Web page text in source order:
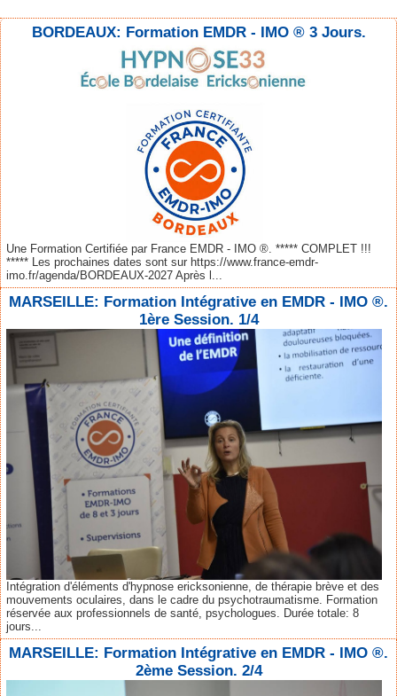
BORDEAUX: Formation EMDR - IMO ® 3 Jours.
Une Formation Certifiée par France EMDR - IMO ®. ***** COMPLET !!!
***** Les prochaines dates sont sur https://www.france-emdr-
imo.fr/agenda/BORDEAUX-2027 Après l...
MARSEILLE: Formation Intégrative en EMDR - IMO ®.
1ère Session. 1/4
Intégration d'éléments d'hypnose ericksonienne, de thérapie brève et des
mouvements oculaires, dans le cadre du psychotraumatisme. Formation
réservée aux professionnels de santé, psychologues. Durée totale: 8
jours...
MARSEILLE: Formation Intégrative en EMDR - IMO ®.
2ème Session. 2/4